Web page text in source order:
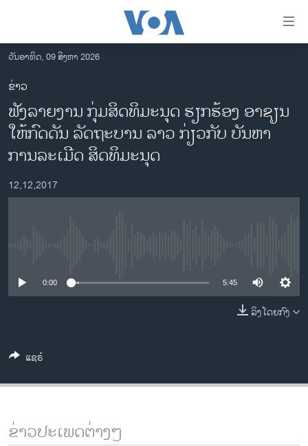
ເຂົ້າ
ຫາ
ຂ້າມ
ຂ້າມ
ຂ້າມ
ຫາ
ຊອກ
ຄົ້ນ
ອາເມຣິກາ
ການເລືອກຕັ້ງ ປະທານາທີບໍດີ ສະຫະລັດ 2024
ໂລກ
ຊຸມຊົນຊາວລາວ
ສຽງ
ລາຍການກະຈາຍສຽງ
ວັນອາທິດ, 09 ສິງຫາ 2026
ຂ່າວ
ຟັງລາຍງານ ກຸ່ມສິດທິມະນຸດ ຮຽກຮ້ອງ ອາຊຽນ
ໃຫ້ກົດດັນ ລັດຖະບານ ລາວ ກ່ຽວກັບ ບັນຫາ
ການລະເມີດ ສິດທິມະນຸດ
12,12,2017
0:00 5:45
ລິງໂດຍກົງ
ແຊຣ໌
ຂ່າວປະເພດຕ່າງໆ